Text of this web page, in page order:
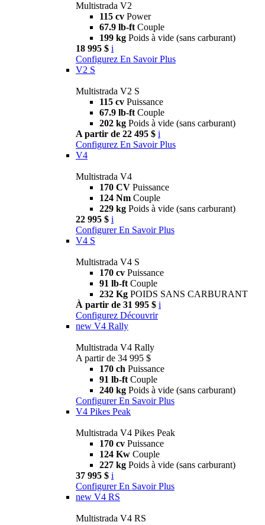
Multistrada V2
115 cv Power
67.9 lb-ft Couple
199 kg Poids à vide (sans carburant)
18 995 $ i
Configurez En Savoir Plus
V2 S
Multistrada V2 S
115 cv Puissance
67.9 lb-ft Couple
202 kg Poids à vide (sans carburant)
A partir de 22 495 $ i
Configurez En Savoir Plus
V4
Multistrada V4
170 CV Puissance
124 Nm Couple
229 kg Poids à vide (sans carburant)
22 995 $ i
Configurer En Savoir Plus
V4 S
Multistrada V4 S
170 cv Puissance
91 lb-ft Couple
232 Kg POIDS SANS CARBURANT
À partir de 31 995 $ i
Configurez Découvrir
new V4 Rally
Multistrada V4 Rally
A partir de 34 995 $
170 ch Puissance
91 lb-ft Couple
240 kg Poids à vide (sans carburant)
Configurer En Savoir Plus
V4 Pikes Peak
Multistrada V4 Pikes Peak
170 cv Puissance
124 Kw Couple
227 kg Poids à vide (sans carburant)
37 995 $ i
Configurer En Savoir Plus
new V4 RS
Multistrada V4 RS